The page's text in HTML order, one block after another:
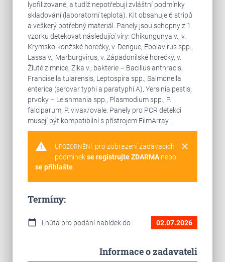
lyofilizované, a tudíž nepotřebují zvláštní podmínky
skladování (laboratorní teplota). Kit obsahuje 6 stripů
a veškerý potřebný materiál. Panely jsou schopny z 1
vzorku detekovat následující viry: Chikungunya v., v.
Krymsko-konžské horečky, v. Dengue, Ebolavirus spp.,
Lassa v., Marburgvirus, v. Západonilské horečky, v.
Žluté zimnice, Zika v.; bakterie – Bacillus anthracis,
Francisella tularensis, Leptospira spp., Salmonella
enterica (serovar typhi a paratyphi A), Yersinia pestis;
prvoky – Leishmania spp., Plasmodium spp., P.
falciparum, P. vivax/ovale. Panely pro PCR detekci
musejí být kompatibilní s přístrojem FilmArray.
warning clear
UPOZORNĚNÍ: pro zobrazení zadávacích
podmínekse registrujte ZDARMAnebo
se přihlašte.
Termíny:
calendar_today Lhůta pro podání nabídek do: 02.07.2026
Informace o zadavateli